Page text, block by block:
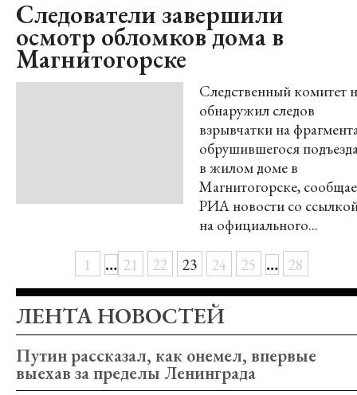
Следователи завершили
осмотр обломков дома в
Магнитогорске
Следственный комитет
обнаружил следов
взрывчатки на
обрушившегося
в жилом доме в
Магнитогорске,
РИА новости со
на официального...
1
… 21 22 23 24 25 … 28
ЛЕНТА НОВОСТЕЙ
Путин рассказал, как онемел, впервые
выехав за пределы Ленинграда